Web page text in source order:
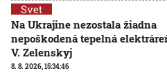
Svet
Na Ukrajine nezostala žiadna
nepoškodená tepelná
V. Zelenskyj
8. 8. 2026, 15:34:46